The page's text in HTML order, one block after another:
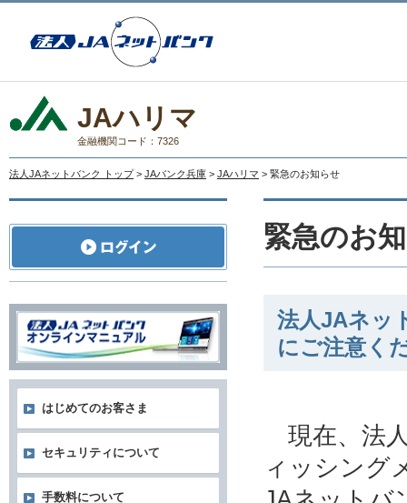
JAハリマ
金融機関コード：7326
法人JAネットバンク トップ > JAバンク兵庫 > JAハリマ > 緊急のお知らせ
緊急のお
法人JAネッ
にご注意く
現在、法
ィッシング
はじめてのお客さま
セキュリティについて
手数料について